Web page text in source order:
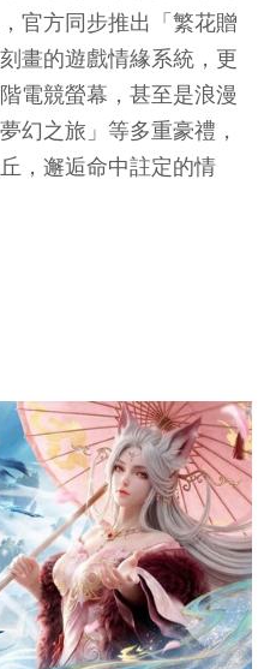
官方同步推出「繁花贈
畫的遊戲情緣系統，更
電競螢幕，甚至是浪漫
幻之旅」等多重豪禮，
，邂逅命中註定的情